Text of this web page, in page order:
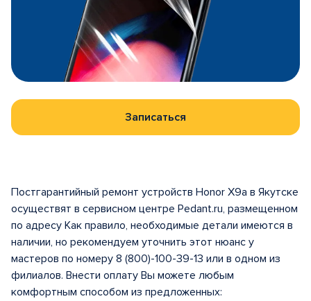
Записаться
Постгарантийный ремонт устройств Honor X9a в Якутске
осуществят в сервисном центре Pedant.ru, размещенном
по адресу Как правило, необходимые детали имеются в
наличии, но рекомендуем уточнить этот нюанс у
мастеров по номеру 8 (800)-100-39-13 или в одном из
филиалов. Внести оплату Вы можете любым
комфортным способом из предложенных: